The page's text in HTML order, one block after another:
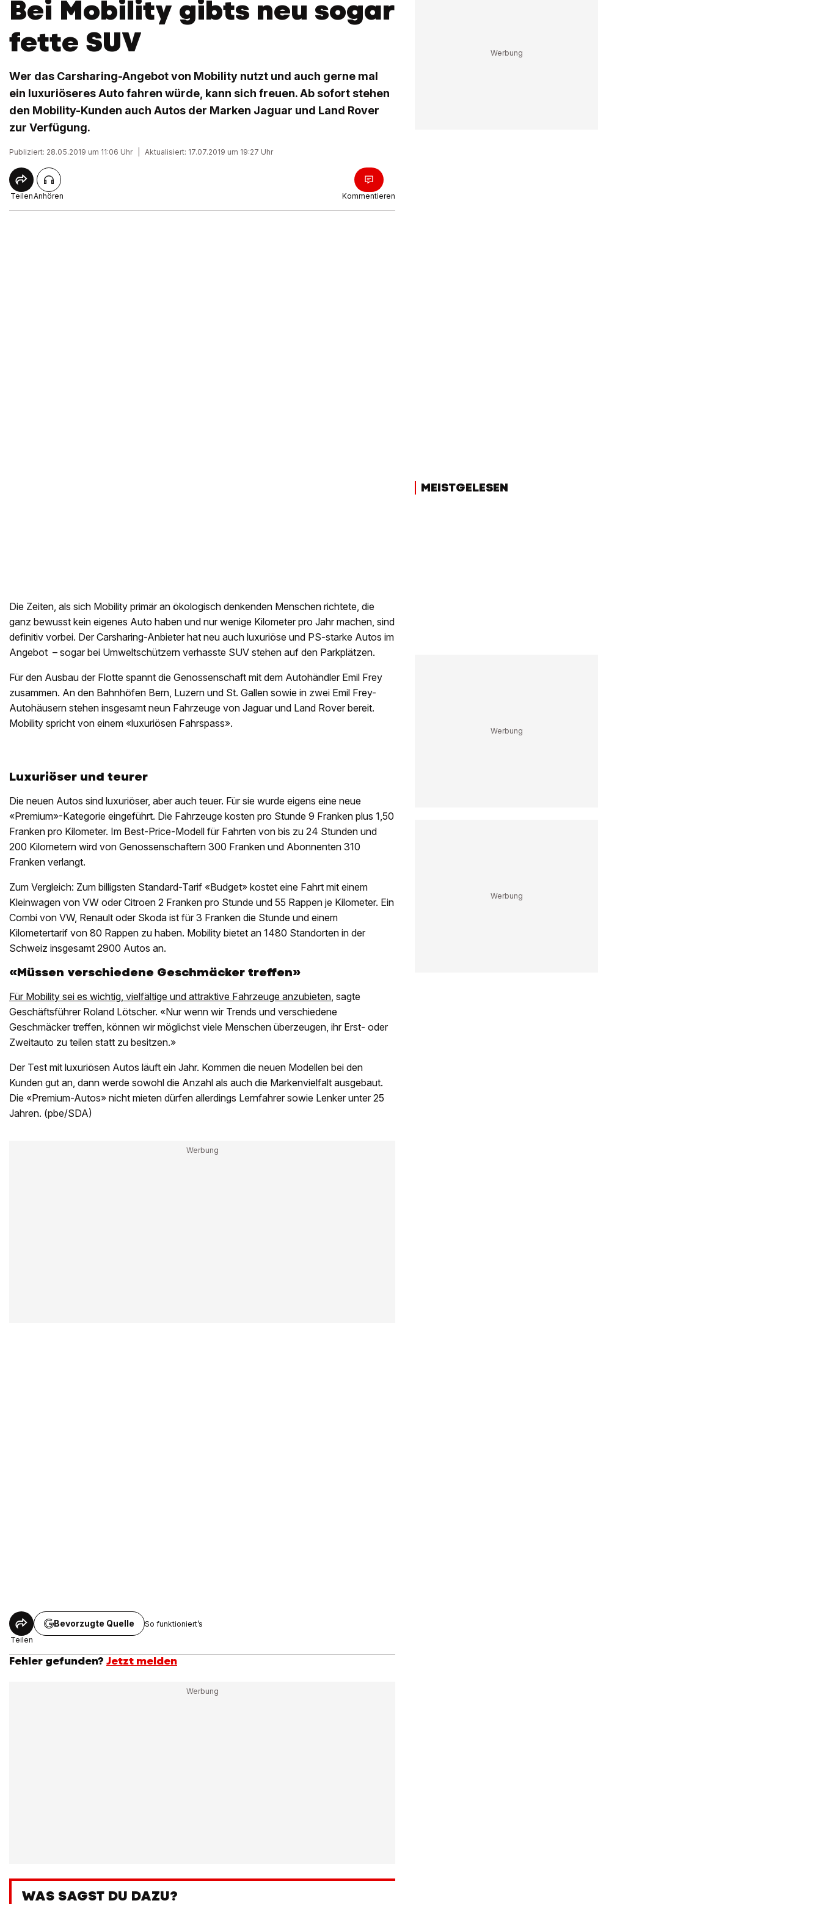
Bei Mobility gibts neu sogar
fette SUV
Wer das Carsharing-Angebot von Mobility nutzt und auch gerne mal
ein luxuriöseres Auto fahren würde, kann sich freuen. Ab sofort stehen
den Mobility-Kunden auch Autos der Marken Jaguar und Land Rover
zur Verfügung.
Publiziert: 28.05.2019 um 11:06 Uhr Aktualisiert: 17.07.2019 um 19:27 Uhr
TeilenAnhören Kommentieren
Die Zeiten, als sich Mobility primär an ökologisch denkenden Menschen richtete, die
ganz bewusst kein eigenes Auto haben und nur wenige Kilometer pro Jahr machen, sind
definitiv vorbei. Der Carsharing-Anbieter hat neu auch luxuriöse und PS-starke Autos im
Angebot – sogar bei Umweltschützern verhasste SUV stehen auf den Parkplätzen.
Für den Ausbau der Flotte spannt die Genossenschaft mit dem Autohändler Emil Frey
zusammen. An den Bahnhöfen Bern, Luzern und St. Gallen sowie in zwei Emil Frey-
Autohäusern stehen insgesamt neun Fahrzeuge von Jaguar und Land Rover bereit.
Mobility spricht von einem «luxuriösen Fahrspass».
Luxuriöser und teurer
Die neuen Autos sind luxuriöser, aber auch teuer. Für sie wurde eigens eine neue
«Premium»-Kategorie eingeführt. Die Fahrzeuge kosten pro Stunde 9 Franken plus 1,50
Franken pro Kilometer. Im Best-Price-Modell für Fahrten von bis zu 24 Stunden und
200 Kilometern wird von Genossenschaftern 300 Franken und Abonnenten 310
Franken verlangt.
Zum Vergleich: Zum billigsten Standard-Tarif «Budget» kostet eine Fahrt mit einem
Kleinwagen von VW oder Citroen 2 Franken pro Stunde und 55 Rappen je Kilometer. Ein
Combi von VW, Renault oder Skoda ist für 3 Franken die Stunde und einem
Kilometertarif von 80 Rappen zu haben. Mobility bietet an 1480 Standorten in der
Schweiz insgesamt 2900 Autos an.
«Müssen verschiedene Geschmäcker treffen»
Für Mobility sei es wichtig, vielfältige und attraktive Fahrzeuge anzubieten, sagte
Geschäftsführer Roland Lötscher. «Nur wenn wir Trends und verschiedene
Geschmäcker treffen, können wir möglichst viele Menschen überzeugen, ihr Erst- oder
Zweitauto zu teilen statt zu besitzen.»
Der Test mit luxuriösen Autos läuft ein Jahr. Kommen die neuen Modellen bei den
Kunden gut an, dann werde sowohl die Anzahl als auch die Markenvielfalt ausgebaut.
Die «Premium-Autos» nicht mieten dürfen allerdings Lernfahrer sowie Lenker unter 25
Jahren. (pbe/SDA)
Teilen
Bevorzugte Quelle So funktioniert’s
Fehler gefunden? Jetzt melden
WAS SAGST DU DAZU?
MEISTGELESEN